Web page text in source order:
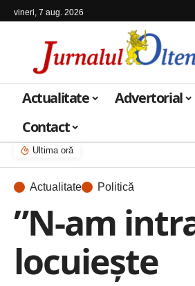
vineri, 7 aug. 2026
Actualitate Advertorial
Contact
Ultima oră
Actualitate Politică
”N-am
locuieşte